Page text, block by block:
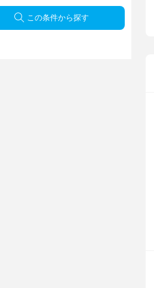
この条件から探す